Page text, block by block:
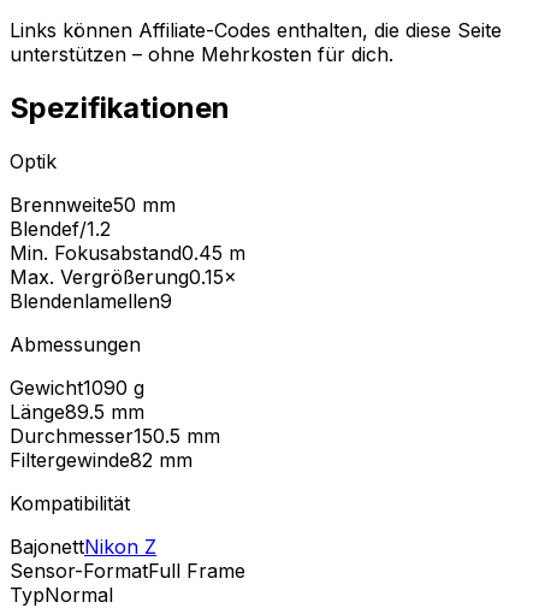
Links können Affiliate-Codes enthalten, die diese Seite
unterstützen – ohne Mehrkosten für dich.
Spezifikationen
Optik
Brennweite50 mm
Blendef/1.2
Min. Fokusabstand0.45 m
Max. Vergrößerung0.15×
Blendenlamellen9
Abmessungen
Gewicht1090 g
Länge89.5 mm
Durchmesser150.5 mm
Filtergewinde82 mm
Kompatibilität
BajonettNikon Z
Sensor-FormatFull Frame
TypNormal